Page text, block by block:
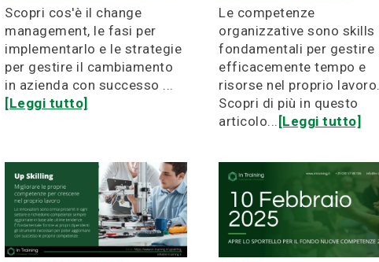
Scopri cos'è il change
management, le fasi per
implementarlo e le strategie
per gestire il cambiamento
in azienda con successo ...
[Leggi tutto]
Le competenze
organizzative sono skills
fondamentali per gestire
efficacemente tempo e
risorse nel proprio lavoro.
Scopri di più in questo
articolo... [Leggi tutto]